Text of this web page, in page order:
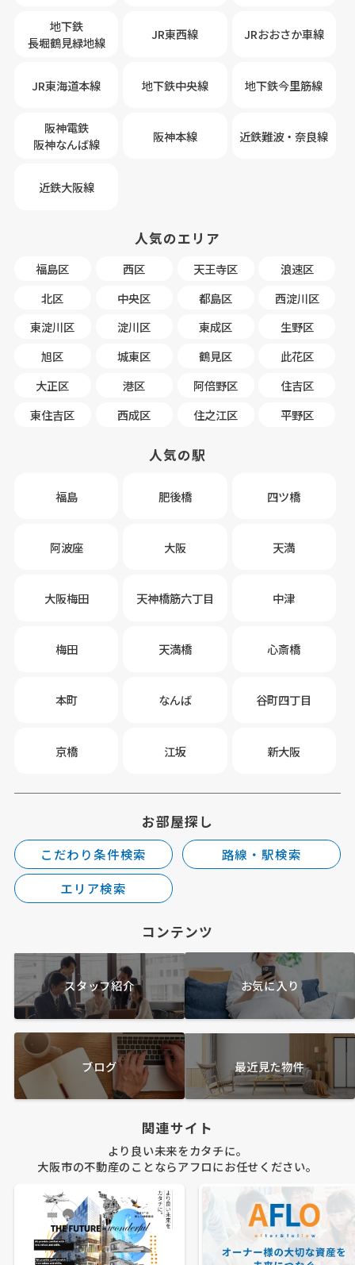
地下鉄
長堀鶴見緑地線
JR東西線 JRおおさか車線
JR東海道本線 地下鉄中央線 地下鉄今里筋線
阪神電鉄
阪神なんば線
阪神本線 近鉄難波・奈良線
近鉄大阪線
人気のエリア
福島区 西区 天王寺区
浪速区
北区
中央区 都島区
西淀川区
東淀川区
淀川区 東成区
生野区
旭区
城東区 鶴見区
此花区
大正区
港区 阿倍野区
住吉区
東住吉区
西成区 住之江区 平野区
人気の駅
福島 肥後橋 四ツ橋
阿波座 大阪 天満
大阪梅田 天神橋筋六丁目 中津
梅田 天満橋 心斎橋
本町 なんば 谷町四丁目
京橋 江坂 新大阪
お部屋探し
こだわり条件検索
路線・駅検索
エリア検索
コンテンツ
スタッフ紹介 お気に入り
ブログ 最近見た物件
関連サイト
より良い未来をカタチに。
大阪市の不動産のことならアフロにお任せください。